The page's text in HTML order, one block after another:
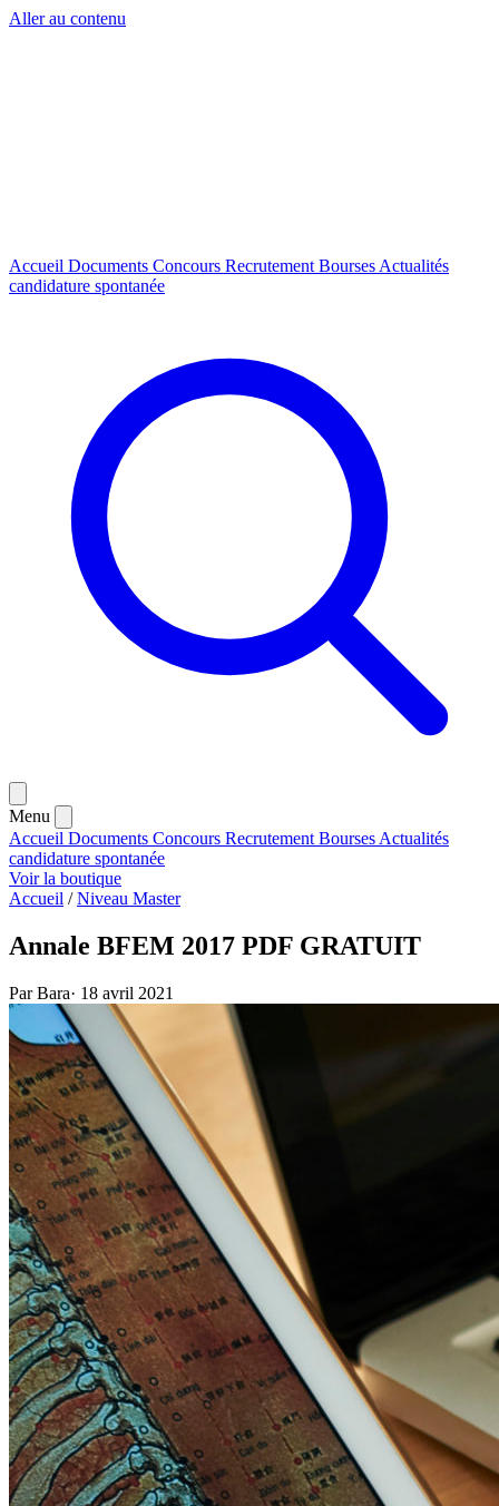
Aller au contenu
Accueil Documents Concours Recrutement Bourses Actualités
candidature spontanée
Menu
Accueil Documents Concours Recrutement Bourses Actualités
candidature spontanée
Voir la boutique
Accueil / Niveau Master
Annale BFEM 2017 PDF GRATUIT
Par Bara· 18 avril 2021